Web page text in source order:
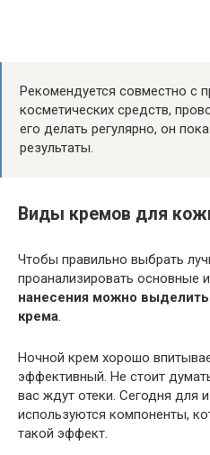
Рекомендуется совместно с
косметических средств,
его делать регулярно, он
результаты.
Виды кремов для
Чтобы правильно выбрать
проанализировать основные
нанесения можно
крема.
Ночной крем хорошо
эффективный. Не стоит
вас ждут отеки. Сегодня для
используются компоненты,
такой эффект.